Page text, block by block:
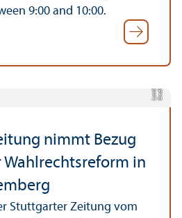
9:00 and 10:00.
C
r
e
di
t:
L
a
n
d
e
s
p
r
e
s
s
e
s
t
ell
e
nimmt Bezug
Wahlrechtsreform in
Stuttgarter Zeitung vom